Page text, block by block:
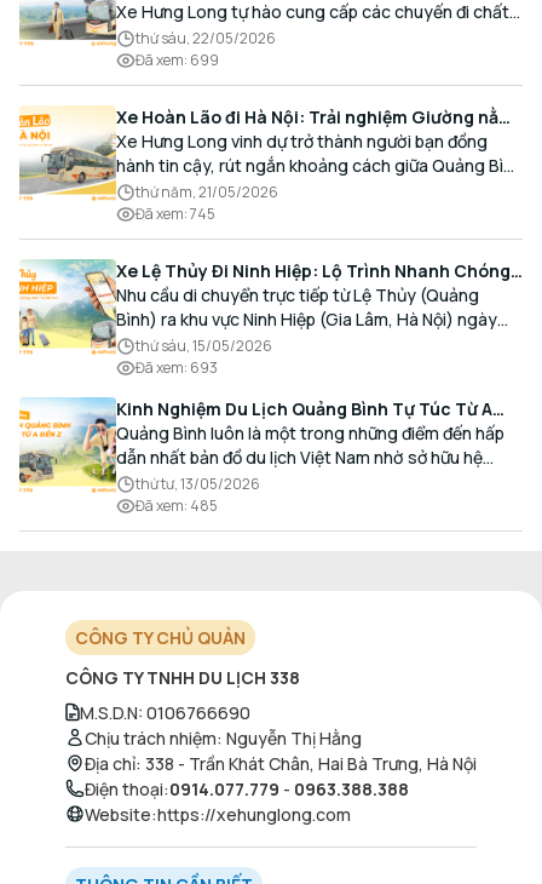
Xe Hưng Long tự hào cung cấp các chuyến đi chất
lượng cao, an toàn với lịch trình linh hoạt mỗi ngày.
thứ sáu, 22/05/2026
Đã xem: 699
Xe Hoàn Lão đi Hà Nội: Trải nghiệm Giường nằm
Cao cấp, Đón trả Tận nơi
Xe Hưng Long vinh dự trở thành người bạn đồng
hành tin cậy, rút ngắn khoảng cách giữa Quảng Bình
và Thủ đô bằng chất lượng dịch vụ chuẩn mực.
thứ năm, 21/05/2026
Đã xem:745
Xe Lệ Thủy Đi Ninh Hiệp: Lộ Trình Nhanh Chóng,
Đón Trả Tận Nơi
Nhu cầu di chuyển trực tiếp từ Lệ Thủy (Quảng
Bình) ra khu vực Ninh Hiệp (Gia Lâm, Hà Nội) ngày
càng gia tăng, đặc biệt đối với các hành khách có
nhu cầu giao thương, kinh doanh và mua sắm.
thứ sáu, 15/05/2026
Đã xem: 693
Kinh Nghiệm Du Lịch Quảng Bình Tự Túc Từ A
Đến Z Chi Tiết Nhất
Quảng Bình luôn là một trong những điểm đến hấp
dẫn nhất bản đồ du lịch Việt Nam nhờ sở hữu hệ
thống hang động kỳ vĩ, những bãi biển hoang sơ và
nét ẩm thực đậm đà bản sắc.
thứ tư, 13/05/2026
Đã xem: 485
CÔNG TY CHỦ QUẢN
CÔNG TY TNHH DU LỊCH 338
M.S.D.N: 0106766690
Chịu trách nhiệm: Nguyễn Thị Hằng
Địa chỉ: 338 - Trần Khát Chân, Hai Bà Trưng, Hà Nội
Điện thoại:0914.077.779 - 0963.388.388
Website:https://xehunglong.com